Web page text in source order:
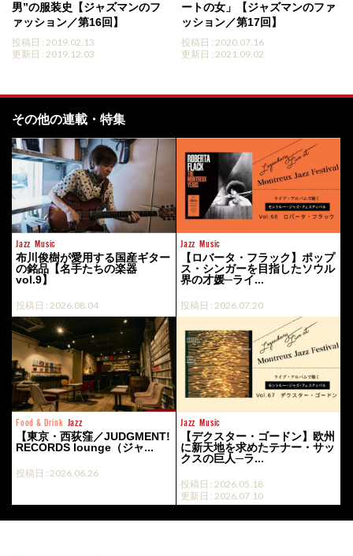
男”の服装史【ジャズマンのフ
ァッション／第16回】
投稿日 : 2019.02.13
更新日 : 2019.12.03
ートの女」【ジャズマンのファ
ッション／第17回】
投稿日 : 2020.07.16
更新日 : 2021.09.02
その他の連載・特集
Jazz Music
布川俊樹が愛用する国産ギター
の銘品【名手たちの楽器
vol.9】
投稿日 : 2026.08.04
Jazz Music
【ロバータ・フラック】ポップ
ス・シンガーを目指したソウル
界の才媛─ライ...
投稿日 : 2026.07.20
Food & Drink Jazz
【東京・西荻窪／JUDGMENT!
RECORDS lounge（ジャ...
投稿日 : 2026.06.26
Jazz Music
【デクスター・ゴードン】欧州
に新天地を求めたテナー・サッ
クスの巨人─ラ...
投稿日 : 2026.05.18
更新日 : 2026.07.10